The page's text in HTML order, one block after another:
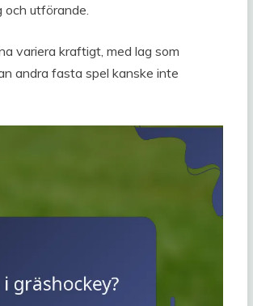
utförande.
variera kraftigt, med lag som
andra fasta spel kanske inte